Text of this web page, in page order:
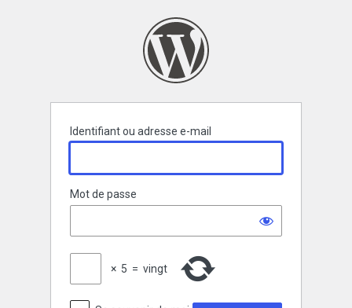
Identifiant ou adresse e-mail
Mot de passe
× 5 = vingt